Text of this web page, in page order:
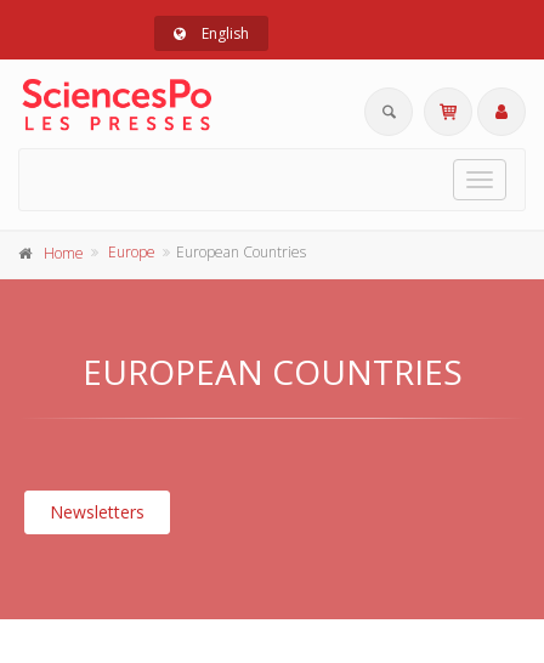
English
Toggle
Home Europe European Countries
EUROPEAN COUNTRIES
Newsletters